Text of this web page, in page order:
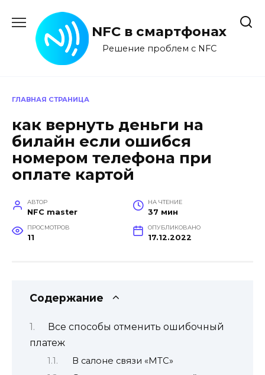
содержанию
NFC в смартфонах
Решение проблем с NFC
ГЛАВНАЯ СТРАНИЦА
как вернуть деньги на
билайн если ошибся
номером телефона при
оплате картой
АВТОР
NFC master
НА ЧТЕНИЕ
37 мин
ПРОСМОТРОВ
11
ОПУБЛИКОВАНО
17.12.2022
Содержание
Все способы отменить ошибочный
платеж
В салоне связи «МТС»